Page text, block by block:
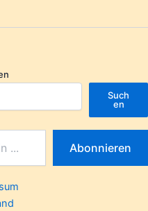
Such
en
Abonnieren